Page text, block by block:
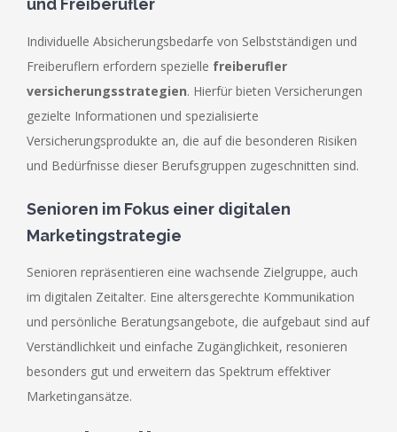
und Freiberufler
Individuelle Absicherungsbedarfe von Selbstständigen und
Freiberuflern erfordern spezielle freiberufler
versicherungsstrategien. Hierfür bieten Versicherungen
gezielte Informationen und spezialisierte
Versicherungsprodukte an, die auf die besonderen Risiken
und Bedürfnisse dieser Berufsgruppen zugeschnitten sind.
Senioren im Fokus einer digitalen
Marketingstrategie
Senioren repräsentieren eine wachsende Zielgruppe, auch
im digitalen Zeitalter. Eine altersgerechte Kommunikation
und persönliche Beratungsangebote, die aufgebaut sind auf
Verständlichkeit und einfache Zugänglichkeit, resonieren
besonders gut und erweitern das Spektrum effektiver
Marketingansätze.